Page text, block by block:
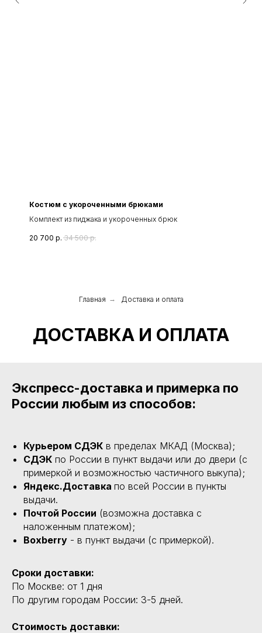
Костюм с укороченными брюками
Комплект из пиджака и укороченных брюк
20 700 р. 34 500 р.
Главная → Доставка и оплата
ДОСТАВКА И ОПЛАТА
Экспресс-доставка и примерка по
России любым из способов:
Курьером СДЭК в пределах МКАД (Москва);
СДЭК по России в пункт выдачи или до двери (с
примеркой и возможностью частичного выкупа);
Яндекс.Доставка по всей России в пункты
выдачи.
Почтой России (возможна доставка с
наложенным платежом);
Boxberry - в пункт выдачи (с примеркой).
Сроки доставки:
По Москве: от 1 дня
По другим городам России: 3-5 дней.
Стоимость доставки: